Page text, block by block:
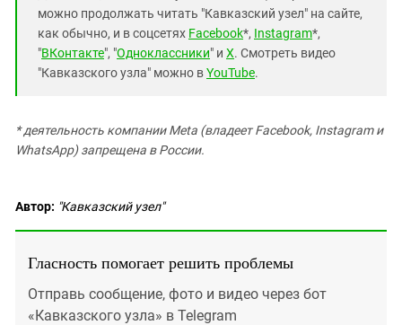
можно продолжать читать "Кавказский узел" на сайте,
как обычно, и в соцсетях Facebook*, Instagram*,
"ВКонтакте", "Одноклассники" и X. Смотреть видео
"Кавказского узла" можно вYouTube.
* деятельность компании Meta (владеет Facebook, Instagram и
WhatsApp) запрещена в России.
Автор: "Кавказский узел"
Гласность помогает решить проблемы
Отправь сообщение, фото и видео через бот
«Кавказского узла» в Telegram